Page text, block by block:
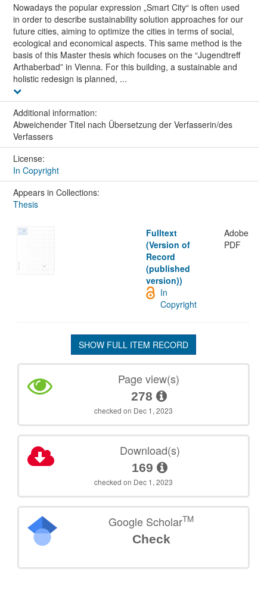
Nowadays the popular expression „Smart City“ is often used
in order to describe sustainability solution approaches for our
future cities, aiming to optimize the cities in terms of social,
ecological and economical aspects. This same method is the
basis of this Master thesis which focuses on the “Jugendtreff
Arthaberbad” in Vienna. For this building, a sustainable and
holistic redesign is planned, ...
Additional information:
Abweichender Titel nach Übersetzung der Verfasserin/des
Verfassers
License:
In Copyright
Appears in Collections:
Thesis
Fulltext
(Version of
Record
(published
version))
Adobe
PDF
In
Copyright
SHOW FULL ITEM RECORD
Page view(s)
278
checked on Dec 1, 2023
Download(s)
169
checked on Dec 1, 2023
Google ScholarTM
Check